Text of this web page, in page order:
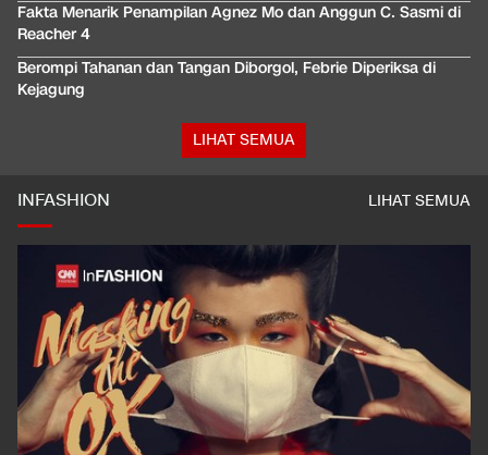
Fakta Menarik Penampilan Agnez Mo dan Anggun C. Sasmi di
Reacher 4
Berompi Tahanan dan Tangan Diborgol, Febrie Diperiksa di
Kejagung
LIHAT SEMUA
INFASHION LIHAT SEMUA